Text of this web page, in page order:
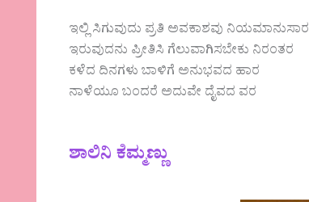
ಇಲ್ಲಿ ಸಿಗುವುದು ಪ್ರತಿ ಅವಕಾಶವು ನಿಯಮಾನುಸಾರ
ಇರುವುದನು ಪ್ರೀತಿಸಿ ಗೆಲುವಾಗಿಸಬೇಕು ನಿರಂತರ
ಕಳೆದ ದಿನಗಳು ಬಾಳಿಗೆ ಅನುಭವದ ಹಾರ
ನಾಳೆಯೂ ಬಂದರೆ ಅದುವೇ ದೈವದ ವರ
ಶಾಲಿನಿ ಕೆಮ್ಮಣ್ಣು